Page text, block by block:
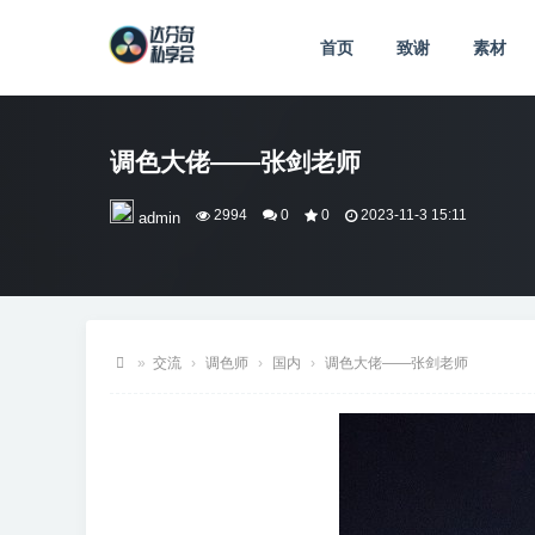
首页 致谢 素材
调色大佬——张剑老师
admin 2994 0 0 2023-11-3 15:11
» 交流 › 调色师 › 国内 › 调色大佬——张剑老师